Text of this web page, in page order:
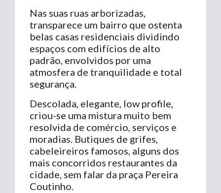
Nas suas ruas arborizadas,
transparece um bairro que ostenta
belas casas residenciais dividindo
espaços com edifícios de alto
padrão, envolvidos por uma
atmosfera de tranquilidade e total
segurança.
Descolada, elegante, low profile,
criou-se uma mistura muito bem
resolvida de comércio, serviços e
moradias. Butiques de grifes,
cabeleireiros famosos, alguns dos
mais concorridos restaurantes da
cidade, sem falar da praça Pereira
Coutinho.